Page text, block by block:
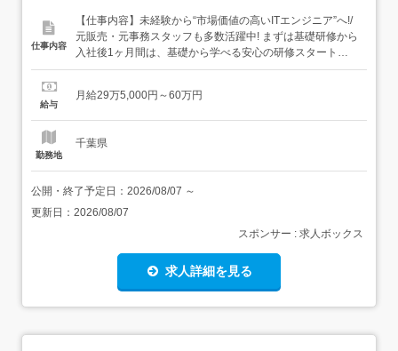
仕事内容
【仕事内容】未経験から“市場価値の高いITエンジニア”へ!/
元販売・元事務スタッフも多数活躍中! まずは基礎研修から
入社後1ヶ月間は、基礎から学べる安心の研修スタート。
「パソコン苦手…」という方でもゼロから育てます。<研
IT用語やシステムの仕組み 研修後に始める仕事・データ入
給与
月給29万5,000円～60万円
勤務地
千葉県
公開・終了予定日： 2026/08/07 ～
更新日： 2026/08/07
スポンサー : 求人ボックス
求人詳細を見る